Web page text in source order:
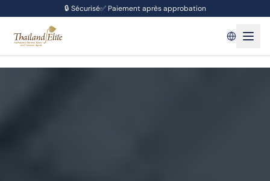
🔒 Sécurisé✅ Paiement après approbation